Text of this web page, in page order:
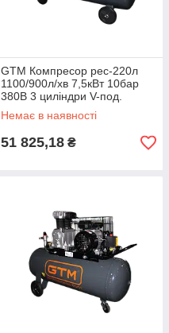
GTM Компресор рес-220л
1100/900л/хв 7,5кВт 10бар
380В 3 циліндри V-под.
Немає в наявності
51 825,18 ₴